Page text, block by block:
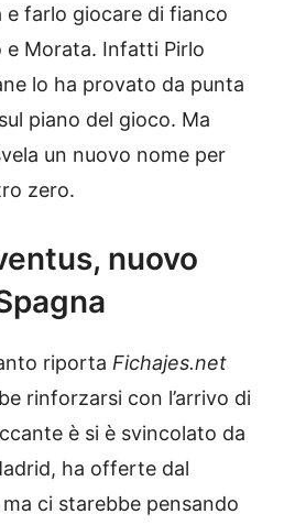
farlo giocare di fianco
e Morata. Infatti Pirlo
lo ha provato da punta
piano del gioco. Ma
un nuovo nome per
zero.
nuovo
riporta Fichajes.net
rinforzarsi con l’arrivo di
è si è svincolato da
ha offerte dal
ci starebbe pensando